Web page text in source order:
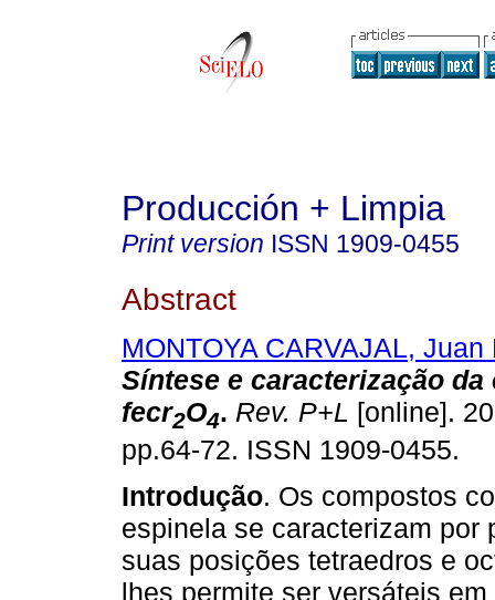
Producción + Limpia
Print version ISSN 1909-0455
Abstract
MONTOYA CARVAJAL, Juan
Síntese e caracterização da
fecr2O4. Rev. P+L [online].
pp.64-72. ISSN 1909-0455.
Introdução. Os compostos
espinela se caracterizam por
suas posições tetraedros e
lhes permite ser versáteis